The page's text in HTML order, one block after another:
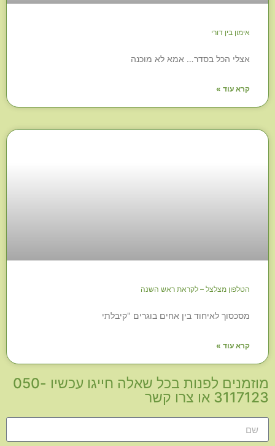
אימון בין דורי
אצלי הכל בסדר… אמא לא מוכנה
קרא עוד »
הטלפון מצלצל – לקראת ראש השנה
מסכסוך לאיחוד בין אחים בוגרים "קיבלתי
קרא עוד »
מוזמנים לפנות בכל שאלה חייגו עכשיו 050-
3117123 או צרו קשר